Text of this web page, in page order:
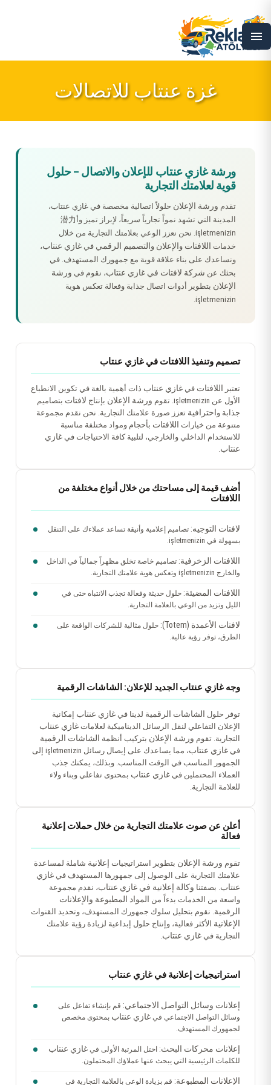
menu
غزة عنتاب للاتصالات
ورشة غازي عنتاب للإعلان والاتصال – حلول
قوية لعلامتك التجارية
تقدم ورشة الإعلان حلولاً اتصالية مخصصة في غازي عنتاب،
المدينة التي تشهد نمواً تجارياً سريعاً، لإبراز تميز وأ潜力
işletmenizin. نحن نعزز الوعي بعلامتك التجارية من خلال
خدمات اللافتات والإعلان والتصميم الرقمي في غازي عنتاب،
ونساعدك على بناء علاقة قوية مع جمهورك المستهدف. في
بحثك عن شركة لافتات في غازي عنتاب، نقوم في ورشة
الإعلان بتطوير أدوات اتصال جذابة وفعالة تعكس هوية
işletmenizin.
تصميم وتنفيذ اللافتات في غازي عنتاب
تعتبر اللافتات في غازي عنتاب ذات أهمية بالغة في تكوين الانطباع
الأول عن işletmenizin. تقوم
ورشة الإعلان بإنتاج لافتات بتصاميم
جذابة واحترافية تعزز صورة علامتك التجارية. نحن نقدم مجموعة
متنوعة من خيارات اللافتات بأحجام ومواد مختلفة مناسبة
للاستخدام الداخلي والخارجي، لتلبية كافة الاحتياجات في غازي
عنتاب.
أضف قيمة إلى مساحتك من خلال أنواع مختلفة من
اللافتات
لافتات التوجيه: تصاميم إعلامية وأنيقة تساعد عملاءك على التنقل
بسهولة في işletmenizin.
اللافتات الزخرفية: تصاميم خاصة تخلق مظهراً جمالياً في الداخل
والخارج işletmenizin وتعكس هوية علامتك التجارية.
اللافتات المضيئة: حلول حديثة وفعالة تجذب الانتباه حتى في
الليل وتزيد من الوعي بالعلامة التجارية.
لافتات الأعمدة (Totem):
حلول مثالية للشركات الواقعة على
الطرق، توفر رؤية عالية.
وجه غازي عنتاب الجديد للإعلان: الشاشات الرقمية
توفر حلول الشاشات الرقمية لدينا في غازي عنتاب إمكانية
الإعلان التفاعلي لنقل الرسائل الديناميكية لعلامات غازي عنتاب
التجارية. تقوم ورشة الإعلان بتركيب أنظمة الشاشات الرقمية
في غازي عنتاب
، مما يساعدك على إيصال رسائل işletmenizin إلى
الجمهور المناسب في الوقت المناسب. وبذلك، يمكنك جذب
العملاء المحتملين في غازي عنتاب بمحتوى تفاعلي وبناء ولاء
للعلامة التجارية.
أعلن عن صوت علامتك التجارية من خلال حملات إعلانية
فعالة
تقوم ورشة الإعلان بتطوير استراتيجيات إعلانية شاملة لمساعدة
علامتك التجارية على الوصول إلى جمهورها المستهدف في غازي
عنتاب. بصفتنا وكالة إعلانية في غازي عنتاب، نقدم مجموعة
واسعة من الخدمات بدءاً من المواد المطبوعة والإعلانات
الرقمية. نقوم بتحليل سلوك جمهورك المستهدف، وتحديد القنوات
الإعلانية الأكثر فعالية، وإنتاج حلول إبداعية لزيادة رؤية علامتك
التجارية في غازي عنتاب.
استراتيجيات إعلانية في غازي عنتاب
إعلانات وسائل التواصل الاجتماعي: قم بإنشاء تفاعل على
وسائل التواصل الاجتماعي في غازي عنتاب بمحتوى مخصص
لجمهورك المستهدف.
إعلانات محركات البحث: احتل المرتبة الأولى في غازي عنتاب
للكلمات الرئيسية التي يبحث عنها عملاؤك المحتملون.
الإعلانات المطبوعة: قم بزيادة الوعي بالعلامة التجارية في